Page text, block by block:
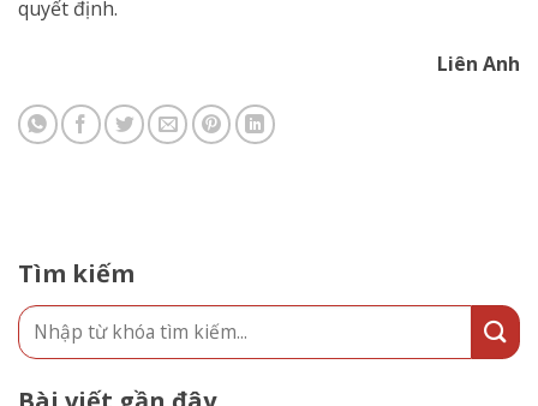
quyết định.
Liên Anh
Tìm kiếm